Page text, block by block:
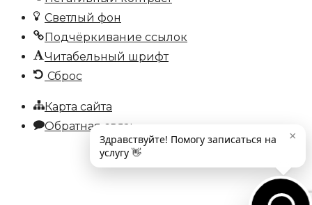
Светлый фон
Подчёркивание ссылок
Читабельный шрифт
Сброс
Карта сайта
Обратная связь
×
Здравствуйте! Помогу записаться на
услугу 👋